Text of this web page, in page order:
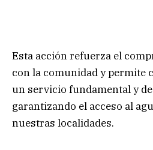
Esta acción refuerza el
con la comunidad y permite
un servicio fundamental y
garantizando el acceso al
nuestras localidades.